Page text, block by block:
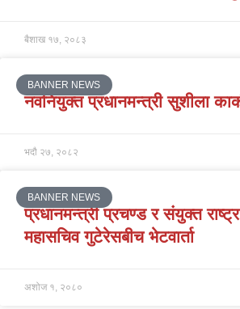
बैशाख १७, २०८३
BANNER NEWS
नवनियुक्त प्रधानमन्त्री सुशीला
भदौ २७, २०८२
BANNER NEWS
प्रधानमन्त्री प्रचण्ड र संयुक्त
महासचिव गुटेरेसबीच भेटवार्ता
अशोज १, २०८०